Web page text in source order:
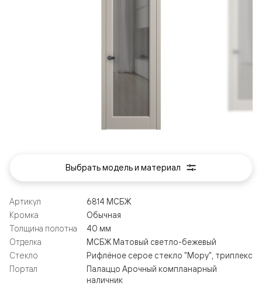
Артикул
6814 МСБЖ
Кромка
Обычная
Толщина полотна
40 мм
Отделка
МСБЖ Матовый светло-бежевый
Стекло
Рифлёное серое стекло "Мору", триплекс
Портал
Палаццо Арочный компланарный
наличник
Выбрать модель и материал